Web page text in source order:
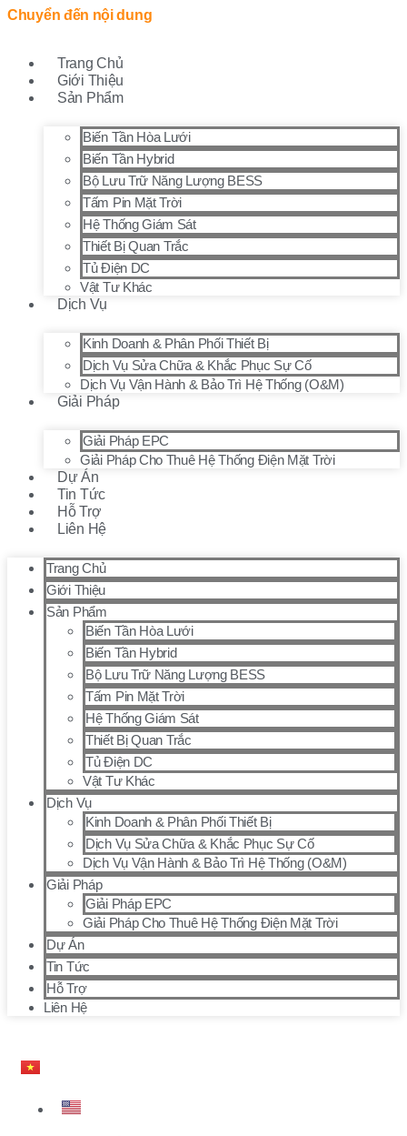
Chuyển đến nội dung
Trang Chủ
Giới Thiệu
Sản Phẩm
Biến Tần Hòa Lưới
Biến Tần Hybrid
Bộ Lưu Trữ Năng Lượng BESS
Tấm Pin Mặt Trời
Hệ Thống Giám Sát
Thiết Bị Quan Trắc
Tủ Điện DC
Vật Tư Khác
Dịch Vụ
Kinh Doanh & Phân Phối Thiết Bị
Dịch Vụ Sửa Chữa & Khắc Phục Sự Cố
Dịch Vụ Vận Hành & Bảo Trì Hệ Thống (O&M)
Giải Pháp
Giải Pháp EPC
Giải Pháp Cho Thuê Hệ Thống Điện Mặt Trời
Dự Án
Tin Tức
Hỗ Trợ
Liên Hệ
Trang Chủ
Giới Thiệu
Sản Phẩm
Biến Tần Hòa Lưới
Biến Tần Hybrid
Bộ Lưu Trữ Năng Lượng BESS
Tấm Pin Mặt Trời
Hệ Thống Giám Sát
Thiết Bị Quan Trắc
Tủ Điện DC
Vật Tư Khác
Dịch Vụ
Kinh Doanh & Phân Phối Thiết Bị
Dịch Vụ Sửa Chữa & Khắc Phục Sự Cố
Dịch Vụ Vận Hành & Bảo Trì Hệ Thống (O&M)
Giải Pháp
Giải Pháp EPC
Giải Pháp Cho Thuê Hệ Thống Điện Mặt Trời
Dự Án
Tin Tức
Hỗ Trợ
Liên Hệ